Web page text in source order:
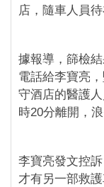
店，隨車人員
據報導，篩檢
電話給李寶亮
守酒店的醫護
時20分離開，浪
李寶亮發文控
才有另一部救